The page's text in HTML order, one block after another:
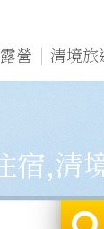
營 清境旅
宿,清